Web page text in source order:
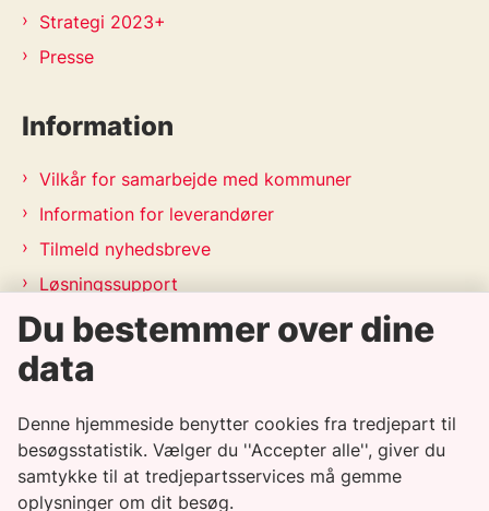
Strategi 2023+
Presse
Information
Vilkår for samarbejde med kommuner
Information for leverandører
Tilmeld nyhedsbreve
Løsningssupport
Releasekalender
APV-handleplan 2026
Genveje
Informationssikkerhedspolitik
Du bestemmer over dine
data
Denne hjemmeside benytter cookies fra tredjepart til
besøgsstatistik. Vælger du ''Accepter alle'', giver du
samtykke til at tredjepartsservices må gemme
oplysninger om dit besøg.